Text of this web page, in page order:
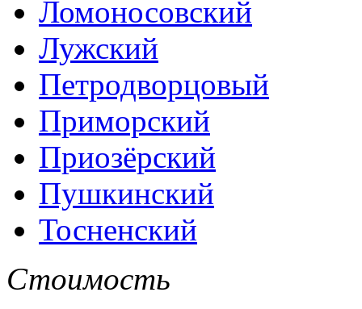
Ломоносовский
Лужский
Петродворцовый
Приморский
Приозёрский
Пушкинский
Тосненский
Стоимость